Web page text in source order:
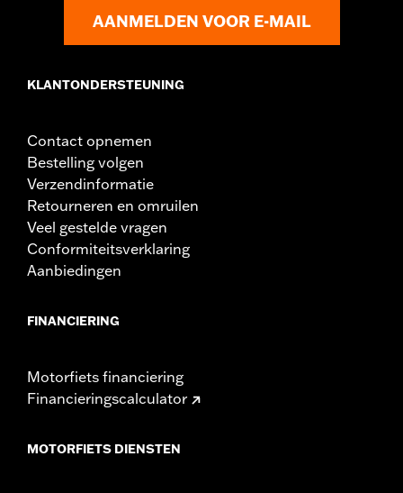
AANMELDEN VOOR E-MAIL
KLANTONDERSTEUNING
Contact opnemen
Bestelling volgen
Verzendinformatie
Retourneren en omruilen
Veel gestelde vragen
Conformiteitsverklaring
Aanbiedingen
FINANCIERING
Motorfiets financiering
Financieringscalculator
MOTORFIETS DIENSTEN